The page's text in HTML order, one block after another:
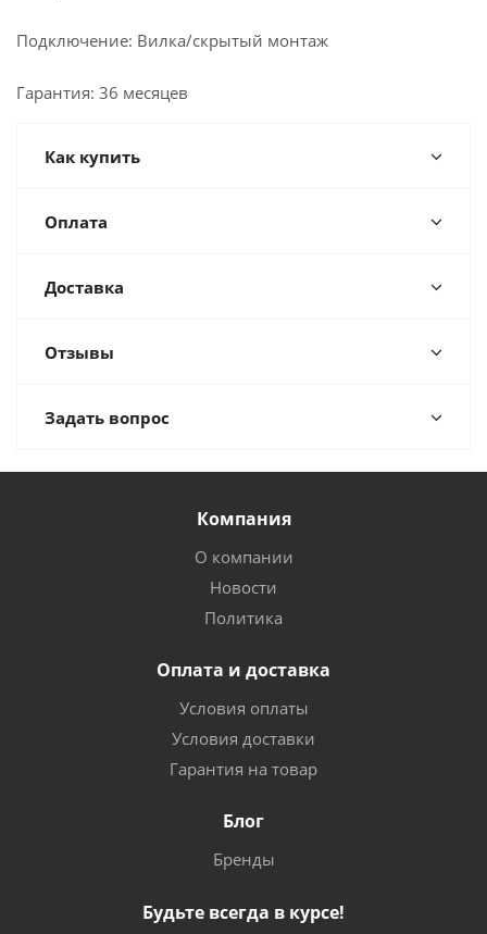
Подключение: Вилка/скрытый монтаж
Гарантия: 36 месяцев
Как купить
Оплата
Доставка
Отзывы
Задать вопрос
Компания
О компании
Новости
Политика
Оплата и доставка
Условия оплаты
Условия доставки
Гарантия на товар
Блог
Бренды
Будьте всегда в курсе!